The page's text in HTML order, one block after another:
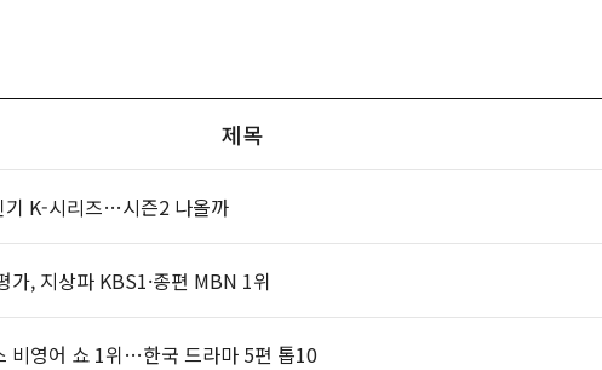
제목
기 K-시리즈…시즌2 나올까
가, 지상파 KBS1·종편 MBN 1위
비영어 쇼 1위…한국 드라마 5편 톱10